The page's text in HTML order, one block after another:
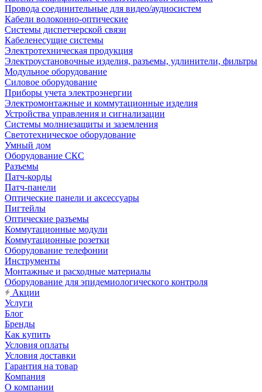
Провода соединительные для видео/аудиосистем
Кабели волоконно-оптические
Системы диспетчерской связи
Кабеленесущие системы
Электротехническая продукция
Электроустановочные изделия, разъемы, удлинители, фильтры
Модульное оборудование
Силовое оборудование
Приборы учета электроэнергии
Электромонтажные и коммутационные изделия
Устройства управления и сигнализации
Системы молниезащиты и заземления
Светотехническое оборудование
Умный дом
Оборудование СКС
Разъемы
Патч-корды
Патч-панели
Оптические панели и аксессуары
Пигтейлы
Оптические разъемы
Коммутационные модули
Коммутационные розетки
Оборудование телефонии
Инструменты
Монтажные и расходные материалы
Оборудование для эпидемиологического контроля
Акции
Услуги
Блог
Бренды
Как купить
Условия оплаты
Условия доставки
Гарантия на товар
Компания
О компании